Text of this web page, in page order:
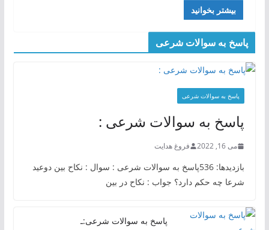
بیشتر بخوانید
پاسخ به سوالات شرعی
پاسخ به سوالات شرعی
پاسخ به سوالات شرعی :
می 16, 2022 فروغ هدایت
بازدیدها: 536پاسخ به سوالات شرعی : سوال : نکاح بین دوعید
شرعا چه حکم دارد؟ جواب : نکاح در بین
پاسخ به سوالات شرعی:ـ